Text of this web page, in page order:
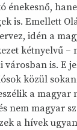
énekesnő,
is. Emellett
idén a
kétnyelvű –
is. E
közül
a magyar
nem magyar
a hívek